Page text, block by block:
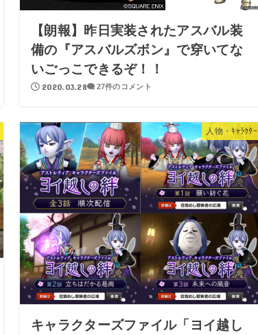
【朗報】昨日実装されたアスバル装
備の『アスバルズボン』で穿いてな
いごっこできるぞ！！
2020.03.28 27件のコメント
人物・ｷｬﾗｸﾀｰ
キャラクターズファイル「ヨイ越し